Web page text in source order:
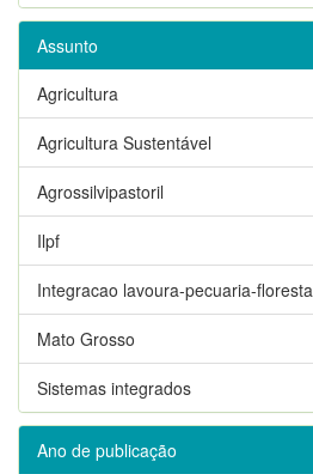
Assunto
Agricultura
Agricultura Sustentável
Agrossilvipastoril
Ilpf
Integracao lavoura-pecuaria-floresta
Mato Grosso
Sistemas integrados
Ano de publicação